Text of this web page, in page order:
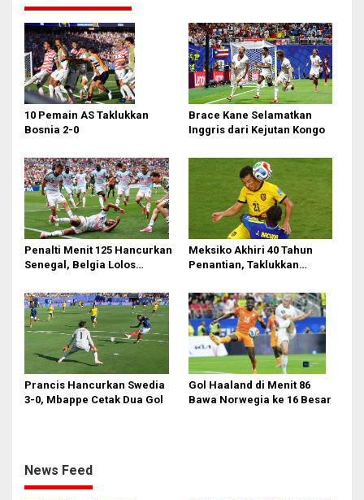
10 Pemain AS Taklukkan
Bosnia 2-0
Brace Kane Selamatkan
Inggris dari Kejutan Kongo
Penalti Menit 125 Hancurkan
Senegal, Belgia Lolos
Meksiko Akhiri 40 Tahun
Penantian, Taklukkan
Prancis Hancurkan Swedia
3-0, Mbappe Cetak Dua Gol
Gol Haaland di Menit 86
Bawa Norwegia ke 16 Besar
News Feed